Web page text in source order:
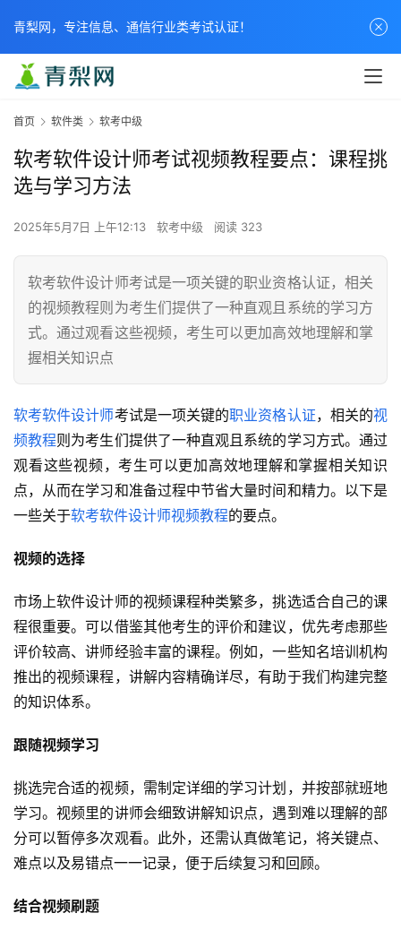
首页 软件类 软考中级
软考软件设计师考试视频教程要点：课程挑
选与学习方法
2025年5月7日 上午12:13 软考中级 阅读 323
软考软件设计师考试是一项关键的职业资格认证，相关
的视频教程则为考生们提供了一种直观且系统的学习方
式。通过观看这些视频，考生可以更加高效地理解和掌
握相关知识点
软考软件设计师考试是一项关键的职业资格认证，相关的视
频教程则为考生们提供了一种直观且系统的学习方式。通过
观看这些视频，考生可以更加高效地理解和掌握相关知识
点，从而在学习和准备过程中节省大量时间和精力。以下是
一些关于软考软件设计师视频教程的要点。
视频的选择
市场上软件设计师的视频课程种类繁多，挑选适合自己的课
程很重要。可以借鉴其他考生的评价和建议，优先考虑那些
评价较高、讲师经验丰富的课程。例如，一些知名培训机构
推出的视频课程，讲解内容精确详尽，有助于我们构建完整
的知识体系。
跟随视频学习
挑选完合适的视频，需制定详细的学习计划，并按部就班地
学习。视频里的讲师会细致讲解知识点，遇到难以理解的部
分可以暂停多次观看。此外，还需认真做笔记，将关键点、
难点以及易错点一一记录，便于后续复习和回顾。
结合视频刷题
青梨网，专注信息、通信行业类考试认证！